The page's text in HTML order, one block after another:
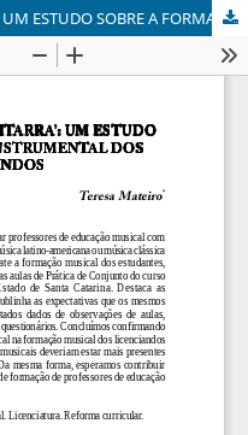
'EU QUERO ESTUDAR GUITARRA': UM ESTUDO SOBRE A FORMAÇÃO INSTRUMENTAL